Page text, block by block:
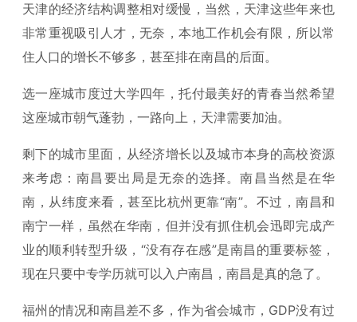
天津的经济结构调整相对缓慢，当然，天津这些年来也
非常重视吸引人才，无奈，本地工作机会有限，所以常
住人口的增长不够多，甚至排在南昌的后面。
选一座城市度过大学四年，托付最美好的青春当然希望
这座城市朝气蓬勃，一路向上，天津需要加油。
剩下的城市里面，从经济增长以及城市本身的高校资源
来考虑：南昌要出局是无奈的选择。南昌当然是在华
南，从纬度来看，甚至比杭州更靠“南”。不过，南昌和
南宁一样，虽然在华南，但并没有抓住机会迅即完成产
业的顺利转型升级，“没有存在感”是南昌的重要标签，
现在只要中专学历就可以入户南昌，南昌是真的急了。
福州的情况和南昌差不多，作为省会城市，GDP没有过